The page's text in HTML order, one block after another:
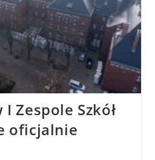
Zespole Szkół
oficjalnie